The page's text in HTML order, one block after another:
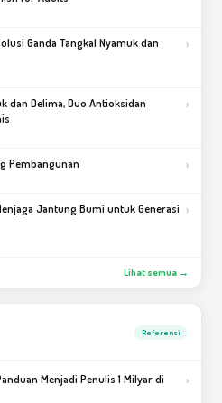
Ganda Tangkal Nyamuk dan
›
dan Delima, Duo Antioksidan
›
Pembangunan ›
Jantung Bumi untuk Generasi ›
Lihat semua →
Referensi
Menjadi Penulis 1 Milyar di
›